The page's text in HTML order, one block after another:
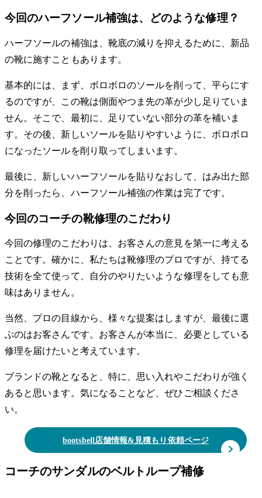
今回のハーフソール補強は、どのような修理？
ハーフソールの補強は、靴底の減りを抑えるために、新品
の靴に施すこともあります。
基本的には、まず、ボロボロのソールを削って、平らにす
るのですが、この靴は側面やつま先の革が少し足りていま
せん。そこで、最初に、足りていない部分の革を補いま
す。その後、新しいソールを貼りやすいように、ボロボロ
になったソールを削り取ってしまいます。
最後に、新しいハーフソールを貼りなおして、はみ出た部
分を削ったら、ハーフソール補強の作業は完了です。
今回のコーチの靴修理のこだわり
今回の修理のこだわりは、お客さんの意見を第一に考える
ことです。確かに、私たちは靴修理のプロですが、持てる
技術を全て使って、自分のやりたいような修理をしても意
味はありません。
当然、プロの目線から、様々な提案はしますが、最後に選
ぶのはお客さんです。お客さんが本当に、必要としている
修理を届けたいと考えています。
ブランドの靴となると、特に、思い入れやこだわりが強く
あると思います。気になることなど、ぜひご相談くださ
い。
bootsbell店舗情報&見積もり依頼ページ
コーチのサンダルのベルトループ補修